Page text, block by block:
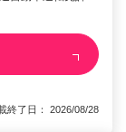
了日： 2026/08/28